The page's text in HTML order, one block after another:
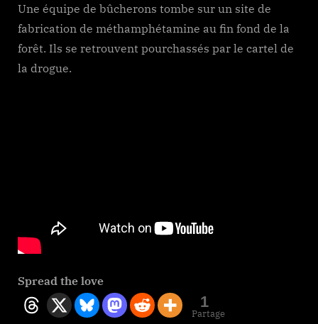
Une équipe de bûcherons tombe sur un site de
fabrication de méthamphétamine au fin fond de la
forêt. Ils se retrouvent pourchassés par le cartel de
la drogue.
Spread the love
1
Partage